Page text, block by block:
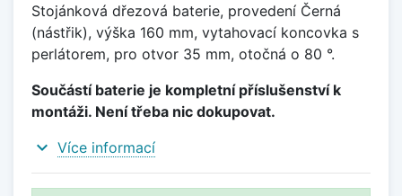
Stojánková dřezová baterie, provedení Černá
(nástřik), výška 160 mm, vytahovací koncovka s
perlátorem, pro otvor 35 mm, otočná o 80 °.
Součástí baterie je kompletní příslušenství k
montáži. Není třeba nic dokupovat.
expand_more Více informací